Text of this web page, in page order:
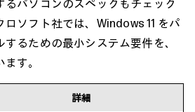
るパソコンのスペックもチェック
ロソフト社では、Windows 11 をパ
るための最小システム要件を、
す。
詳細